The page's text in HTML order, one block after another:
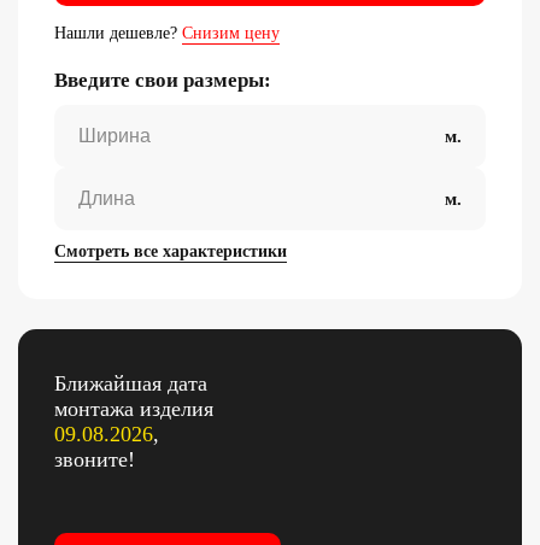
Ближайшая дата
монтажа изделия
09.08.2026,
звоните!
Нашли дешевле? Снизим цену
Введите свои размеры:
Смотреть все характеристики